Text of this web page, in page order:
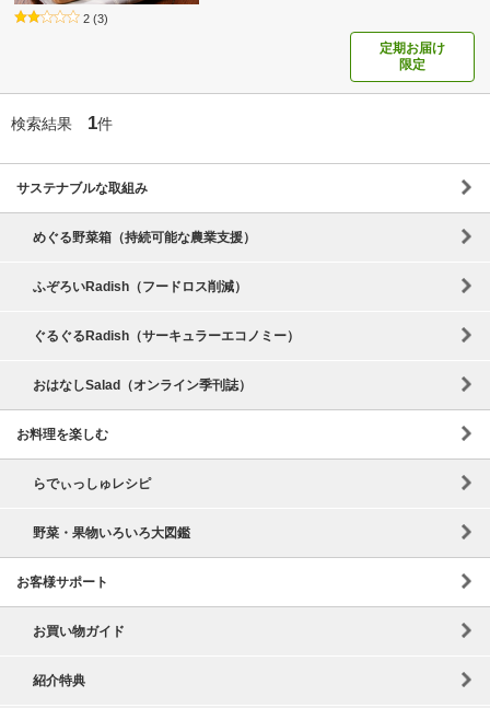
2 (3)
定期お届け
限定
検索結果 1件
サステナブルな取組み
めぐる野菜箱（持続可能な農業支援）
ふぞろいRadish（フードロス削減）
ぐるぐるRadish（サーキュラーエコノミー）
おはなしSalad（オンライン季刊誌）
お料理を楽しむ
らでぃっしゅレシピ
野菜・果物いろいろ大図鑑
お客様サポート
お買い物ガイド
紹介特典